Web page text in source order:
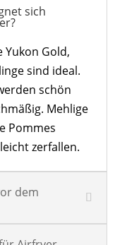
sich
Yukon Gold,
sind ideal.
schön
Mehlige
Pommes
zerfallen.
dem